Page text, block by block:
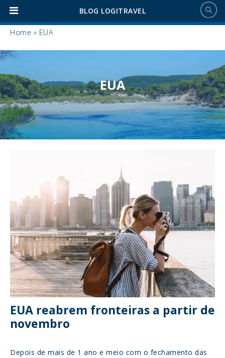
BLOG LOGITRAVEL
Home » EUA
EUA
EUA reabrem fronteiras a partir de
novembro
Depois de mais de 1 ano e meio com o fechamento das